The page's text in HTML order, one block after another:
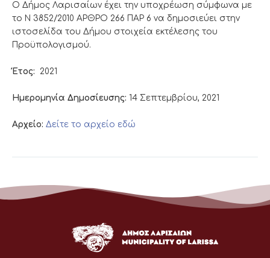
Ο Δήμος Λαρισαίων έχει την υποχρέωση σύμφωνα με
το Ν 3852/2010 ΑΡΘΡΟ 266 ΠΑΡ 6 να δημοσιεύει στην
ιστοσελίδα του Δήμου στοιχεία εκτέλεσης του
Προϋπολογισμού.
Έτος: 2021
Ημερομηνία Δημοσίευσης: 14 Σεπτεμβρίου, 2021
Αρχείο: Δείτε το αρχείο εδώ